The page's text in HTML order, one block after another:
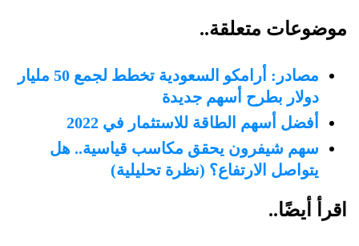
موضوعات متعلقة..
مصادر: أرامكو السعودية تخطط لجمع 50 مليار
دولار بطرح أسهم جديدة
أفضل أسهم الطاقة للاستثمار في 2022
سهم شيفرون يحقق مكاسب قياسية.. هل
يتواصل الارتفاع؟ (نظرة تحليلية)
اقرأ أيضًا..